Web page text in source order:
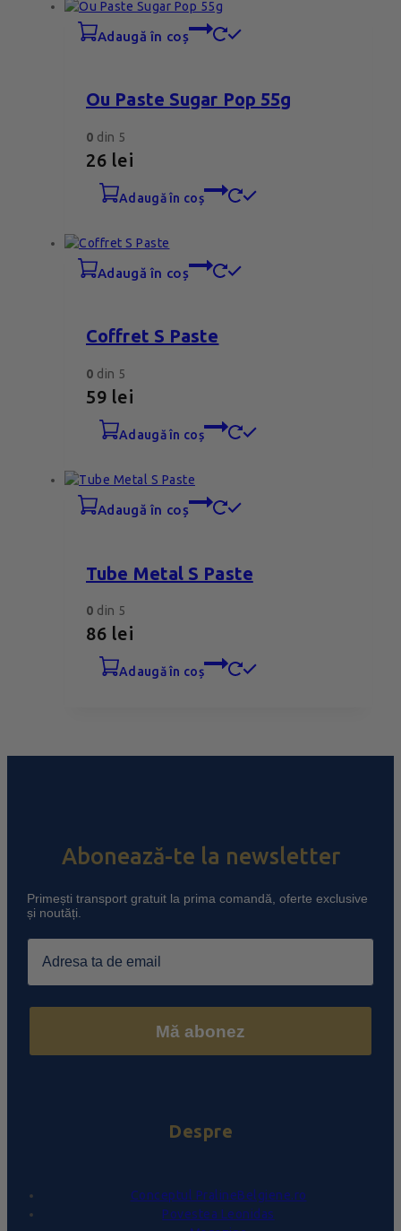
adaugă în coș
Ou Paste Sugar Pop 55g
0 din 5
26 lei
adaugă în coș
adaugă în coș
Coffret S Paste
0 din 5
59 lei
adaugă în coș
adaugă în coș
Tube Metal S Paste
0 din 5
86 lei
adaugă în coș
Abonează-te la newsletter
Primești transport gratuit la prima comandă, oferte exclusive
și noutăți.
Email
Mă abonez
Despre
Conceptul PralineBelgiene.ro
Povestea Leonidas